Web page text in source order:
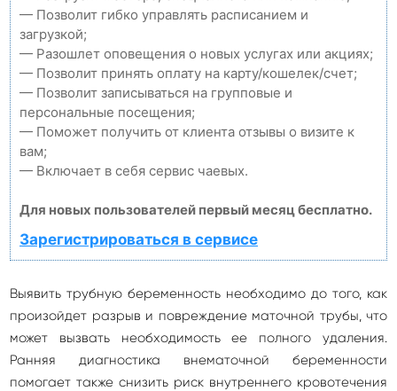
— Позволит гибко управлять расписанием и
загрузкой;
— Разошлет оповещения о новых услугах или акциях;
— Позволит принять оплату на карту/кошелек/счет;
— Позволит записываться на групповые и
персональные посещения;
— Поможет получить от клиента отзывы о визите к
вам;
— Включает в себя сервис чаевых.
Для новых пользователей первый месяц бесплатно.
Зарегистрироваться в сервисе
Выявить трубную беременность необходимо до того, как
произойдет разрыв и повреждение маточной трубы, что
может вызвать необходимость ее полного удаления.
Ранняя диагностика внематочной беременности
помогает также снизить риск внутреннего кровотечения